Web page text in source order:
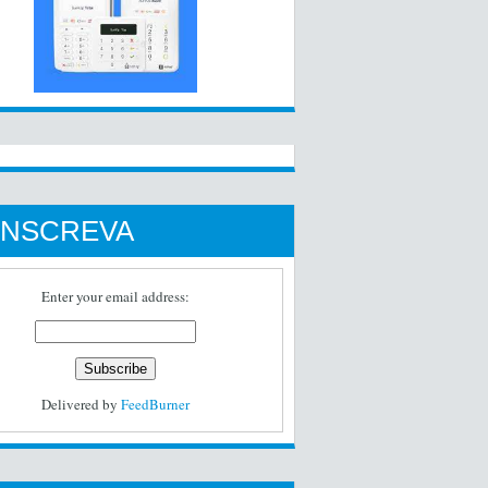
Enter your email address:
Delivered by FeedBurner